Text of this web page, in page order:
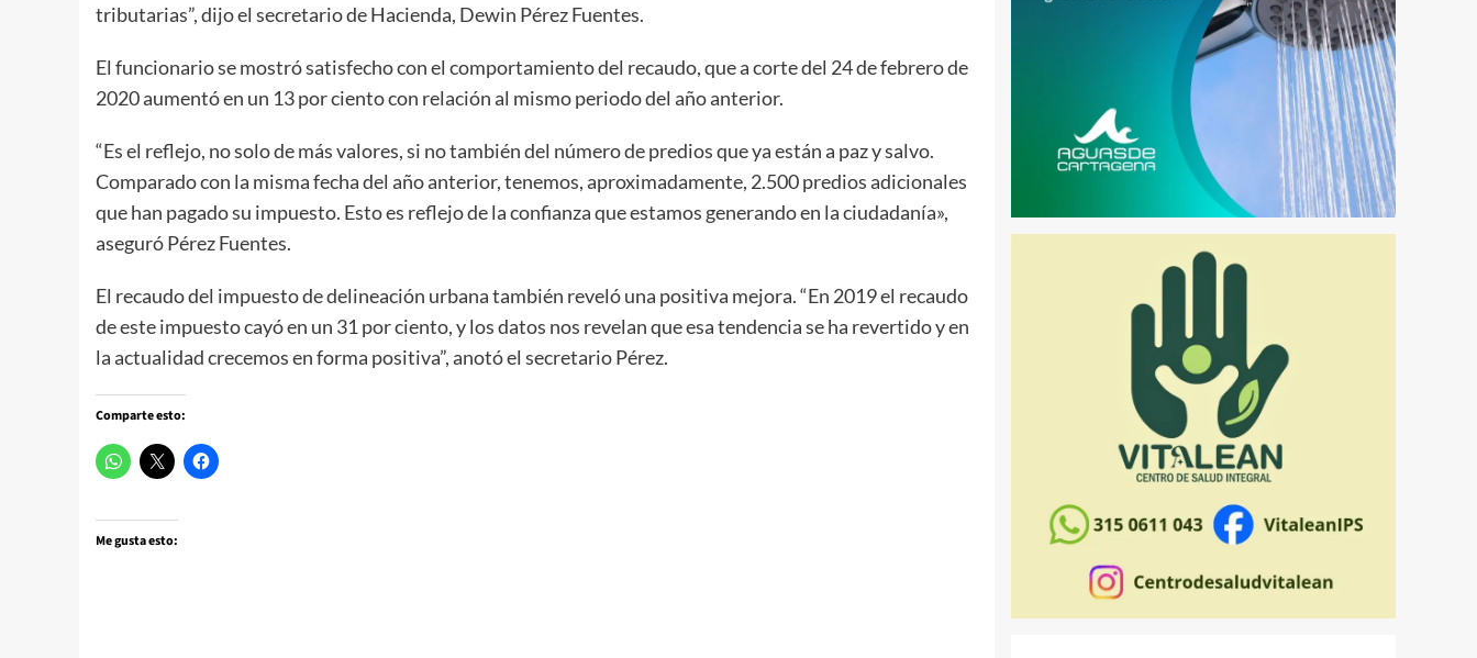
tributarias”, dijo el secretario de Hacienda, Dewin Pérez Fuentes.
El funcionario se mostró satisfecho con el comportamiento del recaudo, que a corte del 24 de febrero de
2020 aumentó en un 13 por ciento con relación al mismo periodo del año anterior.
“Es el reflejo, no solo de más valores, si no también del número de predios que ya están a paz y salvo.
Comparado con la misma fecha del año anterior, tenemos, aproximadamente, 2.500 predios adicionales
que han pagado su impuesto. Esto es reflejo de la confianza que estamos generando en la ciudadanía»,
aseguró Pérez Fuentes.
El recaudo del impuesto de delineación urbana también reveló una positiva mejora. “En 2019 el recaudo
de este impuesto cayó en un 31 por ciento, y los datos nos revelan que esa tendencia se ha revertido y en
la actualidad crecemos en forma positiva”, anotó el secretario Pérez.
Comparte esto:
Me gusta esto: